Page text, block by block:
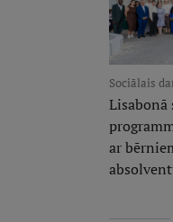
Sociālais
Lisabonā
ar